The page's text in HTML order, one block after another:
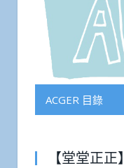
ACGER 目錄
【堂堂正